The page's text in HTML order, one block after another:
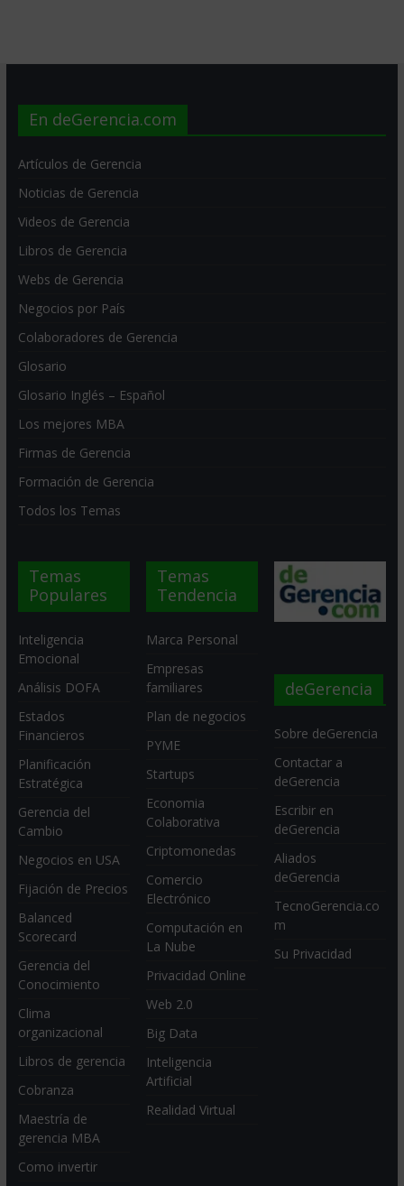
En deGerencia.com
Artículos de Gerencia
Noticias de Gerencia
Videos de Gerencia
Libros de Gerencia
Webs de Gerencia
Negocios por País
Colaboradores de Gerencia
Glosario
Glosario Inglés – Español
Los mejores MBA
Firmas de Gerencia
Formación de Gerencia
Todos los Temas
Temas
Populares
Inteligencia
Emocional
Análisis DOFA
Estados
Financieros
Planificación
Estratégica
Gerencia del
Cambio
Negocios en USA
Fijación de Precios
Balanced
Scorecard
Gerencia del
Conocimiento
Clima
organizacional
Libros de gerencia
Cobranza
Maestría de
gerencia MBA
Como invertir
Temas
Tendencia
Marca Personal
Empresas
familiares
Plan de negocios
PYME
Startups
Economia
Colaborativa
Criptomonedas
Comercio
Electrónico
Computación en
La Nube
Privacidad Online
Web 2.0
Big Data
Inteligencia
Artificial
Realidad Virtual
deGerencia
Sobre deGerencia
Contactar a
deGerencia
Escribir en
deGerencia
Aliados
deGerencia
TecnoGerencia.co
m
Su Privacidad